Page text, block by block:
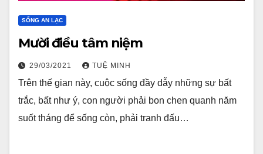
SỐNG AN LẠC
Mười điều tâm niệm
29/03/2021 TUỆ MINH
Trên thế gian này, cuộc sống đầy dẫy những sự bất
trắc, bất như ý, con người phải bon chen quanh năm
suốt tháng để sống còn, phải tranh đấu…